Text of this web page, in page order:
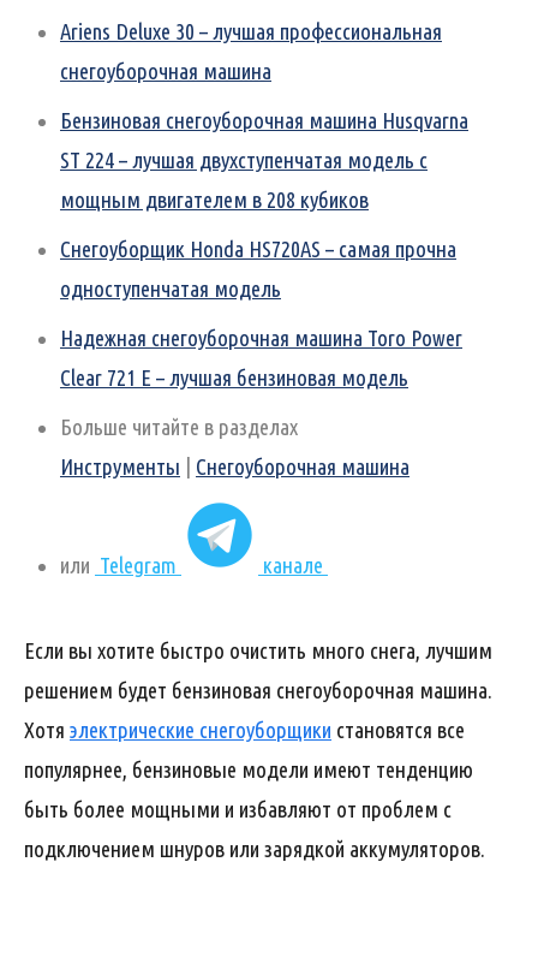
Ariens Deluxe 30 – лучшая профессиональная
снегоуборочная машина
Бензиновая снегоуборочная машина Husqvarna
ST 224 – лучшая двухступенчатая модель с
мощным двигателем в 208 кубиков
Снегоуборщик Honda HS720AS – самая прочна
одноступенчатая модель
Надежная снегоуборочная машина Toro Power
Clear 721 E – лучшая бензиновая модель
Больше читайте в разделах
Инструменты
Снегоуборочная машина
или Telegram канале
Если вы хотите быстро очистить много снега, лучшим
решением будет бензиновая снегоуборочная машина.
Хотя электрические снегоуборщики становятся все
популярнее, бензиновые модели имеют тенденцию
быть более мощными и избавляют от проблем с
подключением шнуров или зарядкой аккумуляторов.